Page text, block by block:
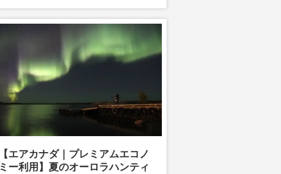
【エアカナダ｜プレミアムエコノ
ミー利用】夏のオーロラハンティ